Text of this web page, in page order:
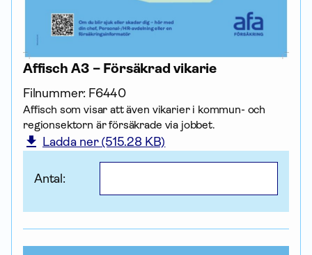
Affisch A3 – Försäkrad vikarie
Filnummer: F6440
Affisch som visar att även vikarier i kommun- och
regionsektorn är försäkrade via jobbet.
Ladda ner (515.28 KB)
Antal: